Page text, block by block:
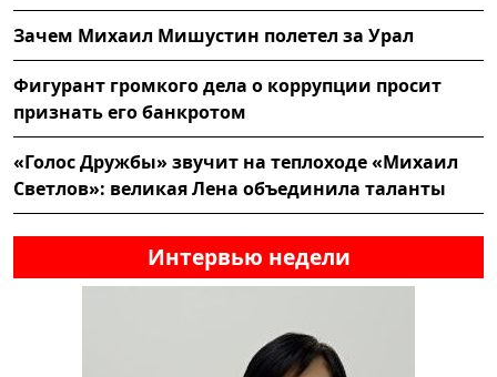
Зачем Михаил Мишустин полетел за Урал
Фигурант громкого дела о коррупции просит
признать его банкротом
«Голос Дружбы» звучит на теплоходе «Михаил
Светлов»: великая Лена объединила таланты
Интервью недели